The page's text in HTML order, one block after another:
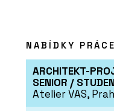
NABÍDKY PRÁCE
ARCHITEKT-
SENIOR /
Atelier VAS,